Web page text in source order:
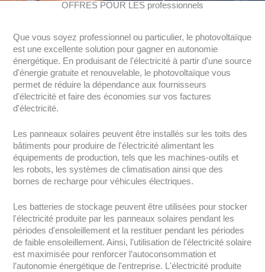
OFFRES POUR LES professionnels
Que vous soyez professionnel ou particulier, le photovoltaïque
est une excellente solution pour gagner en autonomie
énergétique. En produisant de l'électricité à partir d'une source
d'énergie gratuite et renouvelable, le photovoltaïque vous
permet de réduire la dépendance aux fournisseurs
d'électricité et faire des économies sur vos factures
d'électricité.
Les panneaux solaires peuvent être installés sur les toits des
bâtiments pour produire de l'électricité alimentant les
équipements de production, tels que les machines-outils et
les robots, les systèmes de climatisation ainsi que des
bornes de recharge pour véhicules électriques.
Les batteries de stockage peuvent être utilisées pour stocker
l'électricité produite par les panneaux solaires pendant les
périodes d'ensoleillement et la restituer pendant les périodes
de faible ensoleillement. Ainsi, l'utilisation de l'électricité solaire
est maximisée pour renforcer l’autoconsommation et
l’autonomie énergétique de l'entreprise. L'électricité produite